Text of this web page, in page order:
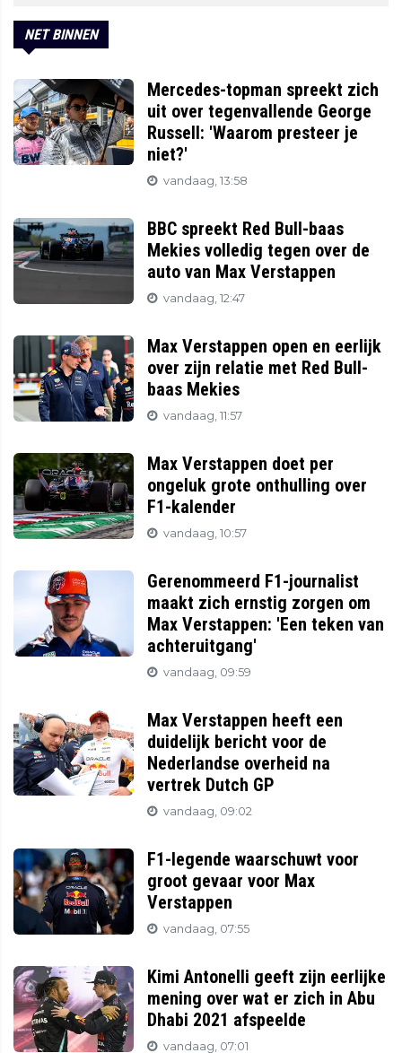
NET BINNEN
Mercedes-topman spreekt zich
uit over tegenvallende George
Russell: 'Waarom presteer je
niet?'
vandaag, 13:58
BBC spreekt Red Bull-baas
Mekies volledig tegen over de
auto van Max Verstappen
vandaag, 12:47
Max Verstappen open en eerlijk
over zijn relatie met Red Bull-
baas Mekies
vandaag, 11:57
Max Verstappen doet per
ongeluk grote onthulling over
F1-kalender
vandaag, 10:57
Gerenommeerd F1-journalist
maakt zich ernstig zorgen om
Max Verstappen: 'Een teken van
achteruitgang'
vandaag, 09:59
Max Verstappen heeft een
duidelijk bericht voor de
Nederlandse overheid na
vertrek Dutch GP
vandaag, 09:02
F1-legende waarschuwt voor
groot gevaar voor Max
Verstappen
vandaag, 07:55
Kimi Antonelli geeft zijn eerlijke
mening over wat er zich in Abu
Dhabi 2021 afspeelde
vandaag, 07:01